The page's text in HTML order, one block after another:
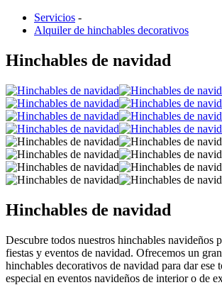
Servicios -
Alquiler de hinchables decorativos
Hinchables de navidad
Hinchables de navidad
Descubre todos nuestros hinchables navideños
fiestas y eventos de navidad. Ofrecemos un
hinchables decorativos de navidad para dar ese
especial en eventos navideños de interior o de